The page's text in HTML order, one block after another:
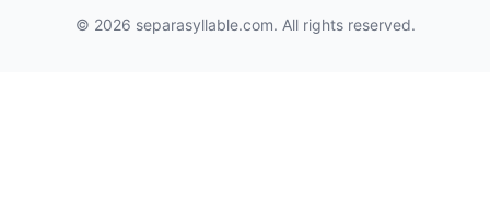
© 2026 separasyllable.com. All rights reserved.